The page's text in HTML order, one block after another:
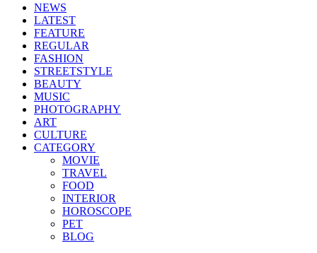
NEWS
LATEST
FEATURE
REGULAR
FASHION
STREETSTYLE
BEAUTY
MUSIC
PHOTOGRAPHY
ART
CULTURE
CATEGORY
MOVIE
TRAVEL
FOOD
INTERIOR
HOROSCOPE
PET
BLOG